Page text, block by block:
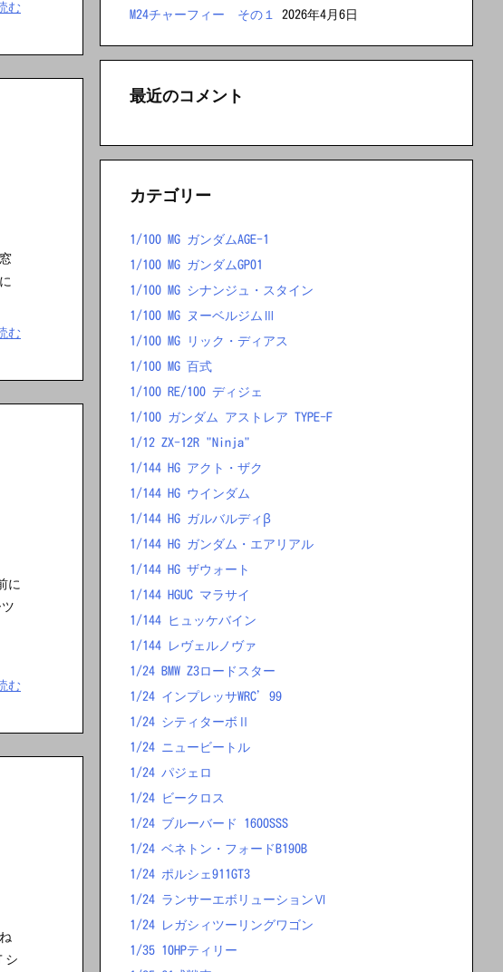
む
む
に
む
シ
M24チャーフィー その１
2026年4月6日
最近のコメント
カテゴリー
1/100 MG ガンダムAGE-1
1/100 MG ガンダムGP01
1/100 MG シナンジュ・スタイン
1/100 MG ヌーベルジムⅢ
1/100 MG リック・ディアス
1/100 MG 百式
1/100 RE/100 ディジェ
1/100 ガンダム アストレア TYPE-F
1/12 ZX-12R "Ninja"
1/144 HG アクト・ザク
1/144 HG ウインダム
1/144 HG ガルバルディβ
1/144 HG ガンダム・エアリアル
1/144 HG ザウォート
1/144 HGUC マラサイ
1/144 ヒュッケバイン
1/144 レヴェルノヴァ
1/24 BMW Z3ロードスター
1/24 インプレッサWRC’99
1/24 シティターボⅡ
1/24 ニュービートル
1/24 パジェロ
1/24 ビークロス
1/24 ブルーバード 1600SSS
1/24 ベネトン・フォードB190B
1/24 ポルシェ911GT3
1/24 ランサーエボリューションⅥ
1/24 レガシィツーリングワゴン
1/35 10HPティリー